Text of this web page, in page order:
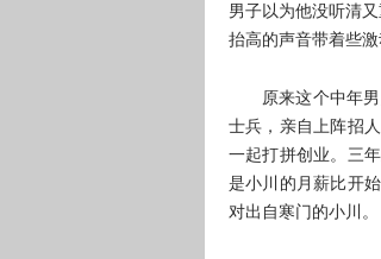
男子以为他没听清
抬高的声音带着些
原来这个中年
士兵，亲自上阵招
一起打拼创业。三
是小川的月薪比开
对出自寒门的小川。